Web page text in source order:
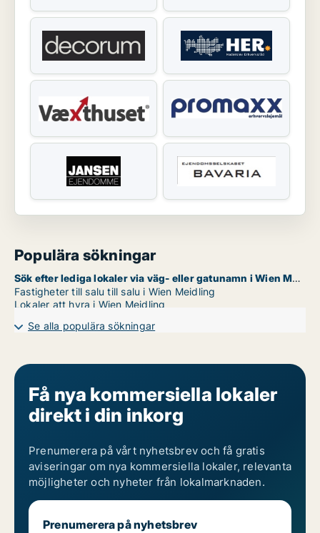
Populära sökningar
Sök efter lediga lokaler via väg- eller gatunamn i Wien Meidling
Fastigheter till salu till salu i Wien Meidling
Lokaler att hyra i Wien Meidling
Se alla populära sökningar
Få nya kommersiella lokaler
direkt i din inkorg
Prenumerera på vårt nyhetsbrev och få gratis
aviseringar om nya kommersiella lokaler, relevanta
möjligheter och nyheter från lokalmarknaden.
Prenumerera på nyhetsbrev